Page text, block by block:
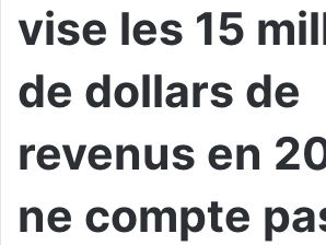
vise les 15
de dollars de
revenus en
ne compte